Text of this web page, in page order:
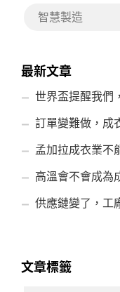
智慧製造
最新文章
世界盃提醒我們
訂單變難做，成
孟加拉成衣業不
高溫會不會成為
供應鏈變了，工
文章標籤